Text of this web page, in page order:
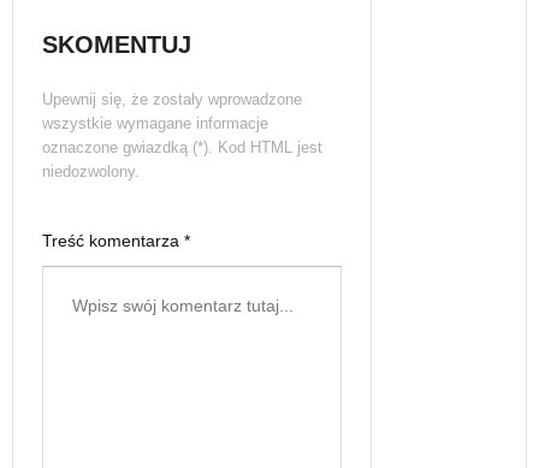
SKOMENTUJ
Upewnij się, że zostały wprowadzone
wszystkie wymagane informacje
oznaczone gwiazdką (*). Kod HTML jest
niedozwolony.
Treść komentarza *